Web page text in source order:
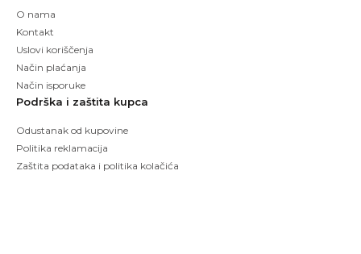
O nama
Kontakt
Uslovi koriščenja
Način plaćanja
Način isporuke
Podrška i zaštita kupca
Odustanak od kupovine
Politika reklamacija
Zaštita podataka i politika kolačića